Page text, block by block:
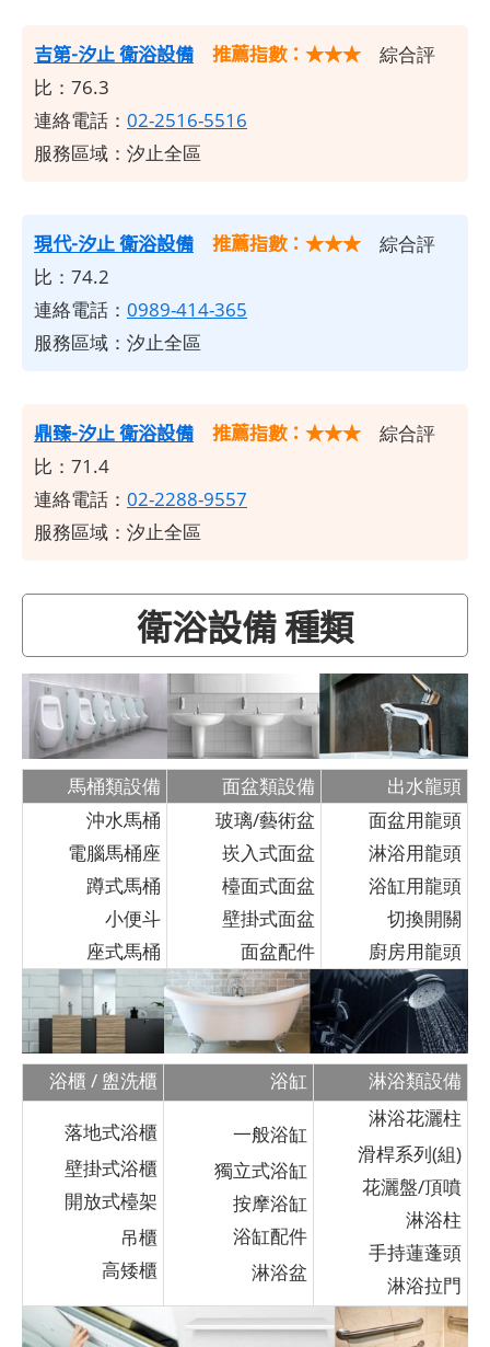
吉第-汐止 衛浴設備 推薦指數：★★★ 綜合評
比：76.3
連絡電話： 02-2516-5516
服務區域：汐止全區
現代-汐止 衛浴設備 推薦指數：★★★ 綜合評
比：74.2
連絡電話： 0989-414-365
服務區域：汐止全區
鼎臻-汐止 衛浴設備 推薦指數：★★★ 綜合評
比：71.4
連絡電話： 02-2288-9557
服務區域：汐止全區
衛浴設備 種類
馬桶類設備 面盆類設備
出水龍頭
沖水馬桶
電腦馬桶座
蹲式馬桶
小便斗
座式馬桶
玻璃/藝術盆
崁入式面盆
檯面式面盆
壁掛式面盆
面盆配件
面盆用龍頭
淋浴用龍頭
浴缸用龍頭
切換開關
廚房用龍頭
浴櫃 / 盥洗櫃 浴缸 淋浴類設備
落地式浴櫃
壁掛式浴櫃
開放式檯架
吊櫃
高矮櫃
一般浴缸
獨立式浴缸
按摩浴缸
浴缸配件
淋浴盆
淋浴花灑柱
滑桿系列(組)
花灑盤/頂噴
淋浴柱
手持蓮蓬頭
淋浴拉門